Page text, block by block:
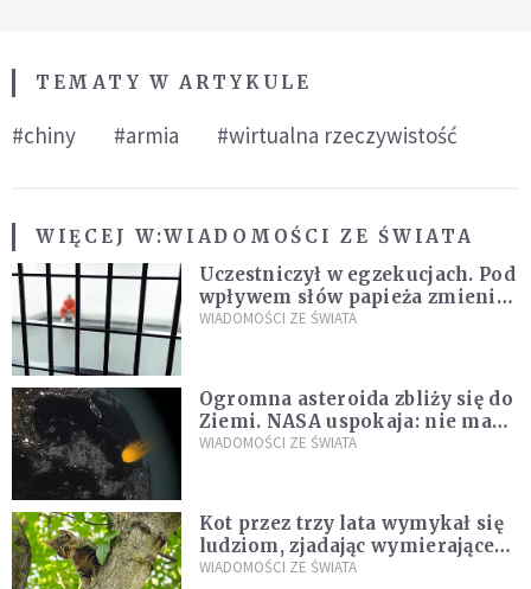
TEMATY W ARTYKULE
#chiny #armia #wirtualna rzeczywistość
WIĘCEJ W:WIADOMOŚCI ZE ŚWIATA
Uczestniczył w egzekucjach. Pod
wpływem słów papieża zmienił
zdanie
WIADOMOŚCI ZE ŚWIATA
Ogromna asteroida zbliży się do
Ziemi. NASA uspokaja: nie ma
zagrożenia
WIADOMOŚCI ZE ŚWIATA
Kot przez trzy lata wymykał się
ludziom, zjadając wymierające
kaczki. W końcu popełnił
WIADOMOŚCI ZE ŚWIATA